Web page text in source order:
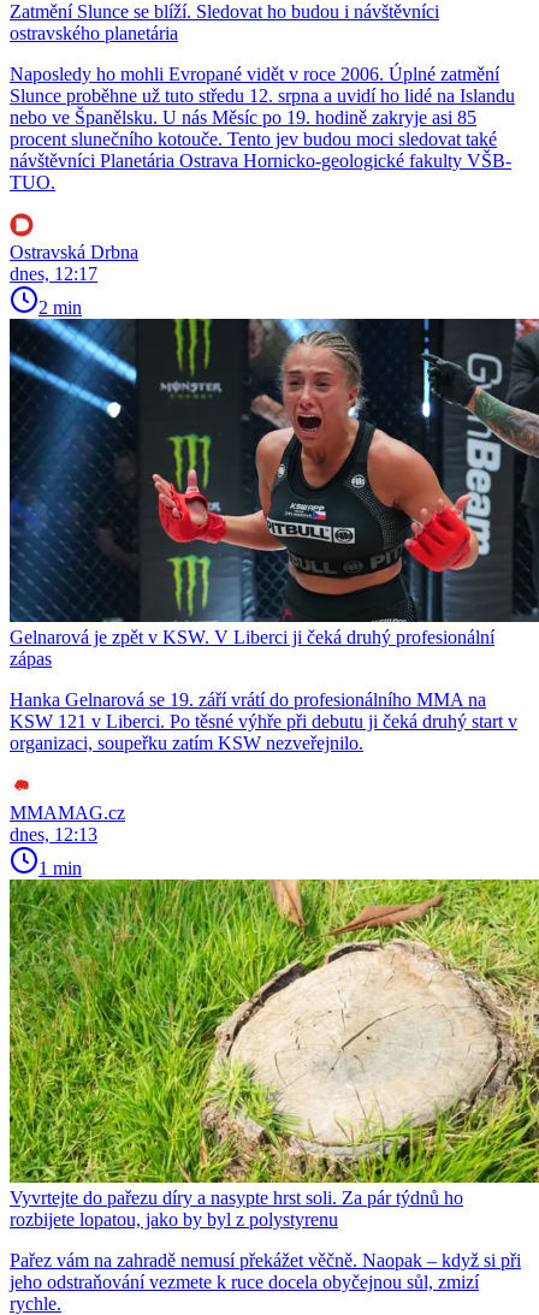
Zatmění Slunce se blíží. Sledovat ho budou i návštěvníci
ostravského planetária
Naposledy ho mohli Evropané vidět v roce 2006. Úplné zatmění
Slunce proběhne už tuto středu 12. srpna a uvidí ho lidé na Islandu
nebo ve Španělsku. U nás Měsíc po 19. hodině zakryje asi 85
procent slunečního kotouče. Tento jev budou moci sledovat také
návštěvníci Planetária Ostrava Hornicko-geologické fakulty VŠB-
TUO.
Ostravská Drbna
dnes, 12:17
2 min
Gelnarová je zpět v KSW. V Liberci ji čeká druhý profesionální
zápas
Hanka Gelnarová se 19. září vrátí do profesionálního MMA na
KSW 121 v Liberci. Po těsné výhře při debutu ji čeká druhý start v
organizaci, soupeřku zatím KSW nezveřejnilo.
MMAMAG.cz
dnes, 12:13
1 min
Vyvrtejte do pařezu díry a nasypte hrst soli. Za pár týdnů ho
rozbijete lopatou, jako by byl z polystyrenu
Pařez vám na zahradě nemusí překážet věčně. Naopak – když si při
jeho odstraňování vezmete k ruce docela obyčejnou sůl, zmizí
rychle.